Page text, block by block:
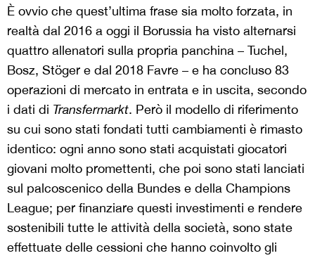
È ovvio che quest’ultima frase sia molto forzata, in
realtà dal 2016 a oggi il Borussia ha visto alternarsi
quattro allenatori sulla propria panchina – Tuchel,
Bosz, Stöger e dal 2018 Favre – e ha concluso 83
operazioni di mercato in entrata e in uscita, secondo
i dati di Transfermarkt. Però il modello di riferimento
su cui sono stati fondati tutti cambiamenti è rimasto
identico: ogni anno sono stati acquistati giocatori
giovani molto promettenti, che poi sono stati lanciati
sul palcoscenico della Bundes e della Champions
League; per finanziare questi investimenti e rendere
sostenibili tutte le attività della società, sono state
effettuate delle cessioni che hanno coinvolto gli